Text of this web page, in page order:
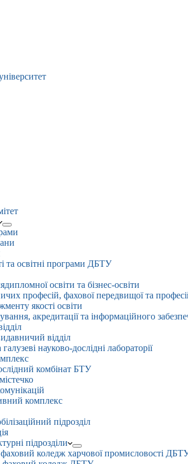
та освітні програми ДБТУ
освіти та бізнес-освіти
професій, фахової передвищої та
якості освіти
акредитації та інформаційного
відділ
науково-дослідні лабораторії
комбінат БТУ
комплекс
підрозділ
підрозділи
коледж харчової промисловості